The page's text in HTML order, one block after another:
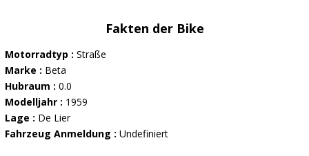
Fakten der Bike
Motorradtyp : Straße
Marke : Beta
Hubraum : 0.0
Modelljahr : 1959
Lage : De Lier
Fahrzeug Anmeldung : Undefiniert